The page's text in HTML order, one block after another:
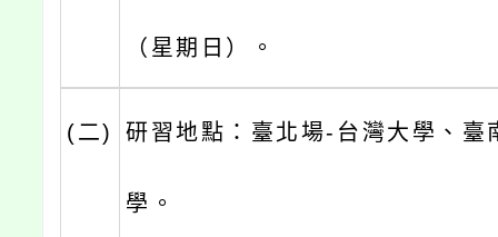
（星期日）。
(二) 研習地點：臺北場-台灣大學、臺
學。